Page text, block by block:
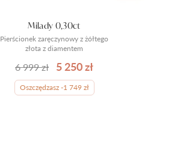
Pierścionek zaręczynowy z żółtego
złota z diamentem
Milady 0,30ct
6 999 zł 5 250 zł
Oszczędzasz -1 749 zł